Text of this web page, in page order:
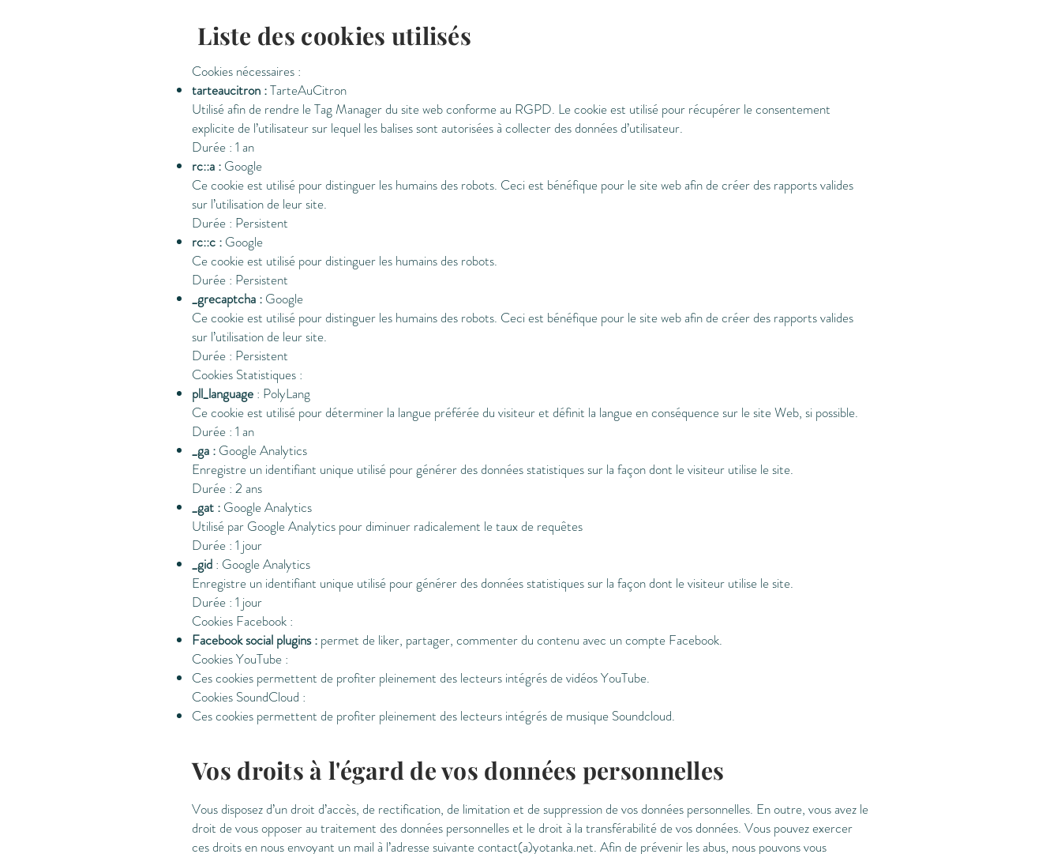
Liste des cookies utilisés
Cookies nécessaires :
tarteaucitron :TarteAuCitron
Utilisé afin de rendre le Tag Manager du site web conforme au RGPD. Le cookie est utilisé pour récupérer le consentement
explicite de l’utilisateur sur lequel les balises sont autorisées à collecter des données d’utilisateur.
Durée : 1 an
rc::a : Google
Ce cookie est utilisé pour distinguer les humains des robots. Ceci est bénéfique pour le site web afin de créer des rapports valides
sur l’utilisation de leur site.
Durée : Persistent
rc::c : Google
Ce cookie est utilisé pour distinguer les humains des robots.
Durée : Persistent
_grecaptcha : Google
Ce cookie est utilisé pour distinguer les humains des robots. Ceci est bénéfique pour le site web afin de créer des rapports valides
sur l’utilisation de leur site.
Durée : Persistent
Cookies Statistiques :
pll_language : PolyLang
Ce cookie est utilisé pour déterminer la langue préférée du visiteur et définit la langue en conséquence sur le site Web, si possible.
Durée : 1 an
_ga : Google Analytics
Enregistre un identifiant unique utilisé pour générer des données statistiques sur la façon dont le visiteur utilise le site.
Durée : 2 ans
_gat : Google Analytics
Utilisé par Google Analytics pour diminuer radicalement le taux de requêtes
Durée : 1 jour
_gid : Google Analytics
Enregistre un identifiant unique utilisé pour générer des données statistiques sur la façon dont le visiteur utilise le site.
Durée : 1 jour
Cookies Facebook :
Facebook social plugins : permet de liker, partager, commenter du contenu avec un compte Facebook.
Cookies YouTube :
Ces cookies permettent de profiter pleinement des lecteurs intégrés de vidéos YouTube.
Cookies SoundCloud :
Ces cookies permettent de profiter pleinement des lecteurs intégrés de musique Soundcloud.
Vos droits à l'égard de vos données personnelles
Vous disposez d’un droit d’accès, de rectification, de limitation et de suppression de vos données personnelles. En outre, vous avez le
droit de vous opposer au traitement des données personnelles et le droit à la transférabilité de vos données. Vous pouvez exercer
ces droits en nous envoyant un mail à l’adresse suivante contact(a)yotanka.net. Afin de prévenir les abus, nous pouvons vous